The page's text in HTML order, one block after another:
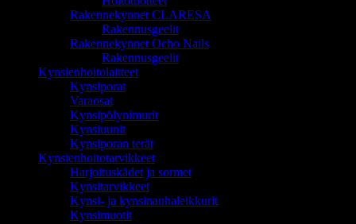
Rakennekynnet CLARESA
Rakennusgeelit
Rakennekynnet Ocho Nails
Rakennusgeelit
Kynsienhoitolaitteet
Kynsiporat
Varaosat
Kynsipölynimurit
Kynsiuunit
Kynsiporan terät
Kynsienhoitotarvikkeet
Harjoituskädet ja sormet
Kynsitarvikkeet
Kynsi- ja kynsinauhaleikkurit
Kynsimuotit